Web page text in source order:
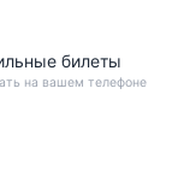
билеты
на вашем телефоне